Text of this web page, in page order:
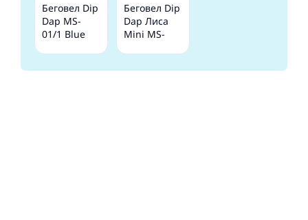
Беговел Dip
Dap MS-
01/1 Blue
Беговел Dip
Dap Лиса
Mini MS-